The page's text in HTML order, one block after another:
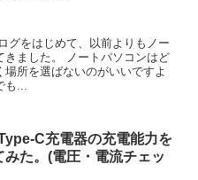
グをはじめて、以前よりもノー
きました。 ノートパソコンはど
所を選ばないのがいいですよ
...
C充電器の充電能力を
みた。(電圧・電流チェッ